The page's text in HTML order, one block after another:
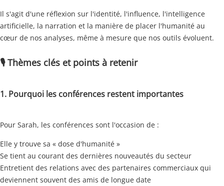
Il s'agit d'une réflexion sur l'identité, l'influence, l'intelligence
artificielle, la narration et la manière de placer l'humanité au
cœur de nos analyses, même à mesure que nos outils évoluent.
🎙️ Thèmes clés et points à retenir
1. Pourquoi les conférences restent importantes
Pour Sarah, les conférences sont l'occasion de :
Elle y trouve sa « dose d'humanité »
Se tient au courant des dernières nouveautés du secteur
Entretient des relations avec des partenaires commerciaux qui
deviennent souvent des amis de longue date